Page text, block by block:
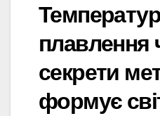
плавлення
секрети
формує